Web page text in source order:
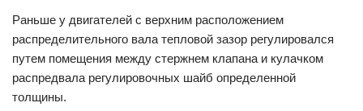
Раньше у двигателей с верхним расположением
распределительного вала тепловой зазор регулировался
путем помещения между стержнем клапана и кулачком
распредвала регулировочных шайб определенной
толщины.